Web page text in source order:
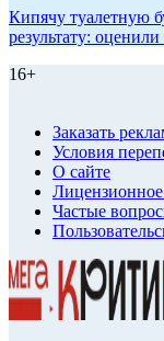
Кипячу туалетную
результату: оценили
16+
Заказать
Условия
О сайте
Частые